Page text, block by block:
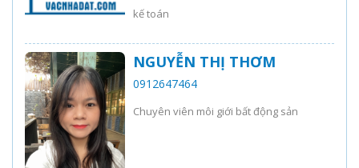
kế toán
NGUYỄN THỊ THƠM
0912647464
Chuyên viên môi giới bất động sản